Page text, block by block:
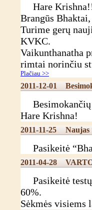
Hare
Brangūs Bhaktai,
Turime gerų
KVKC.
Vaikunthanatha
rimtai norinčiu
Plačiau >>
2011-12-01
Besimokančių
Hare Krishna!
2011-11-25 Naujas
Pasikeitė
2011-04-28
Pasikeitė testų
60%.
Sėkmės visiems